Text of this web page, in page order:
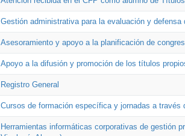
Gestión administrativa para la evaluación y defensa
Asesoramiento y apoyo a la planificación de
Apoyo a la difusión y promoción de los títulos
Registro General
Cursos de formación específica y jornadas a través
Herramientas informáticas corporativas de gestión